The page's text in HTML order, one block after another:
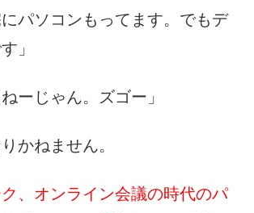
パソコンもってます。でもデ
」
ーじゃん。ズゴー」
かねません。
、オンライン会議の時代のパ